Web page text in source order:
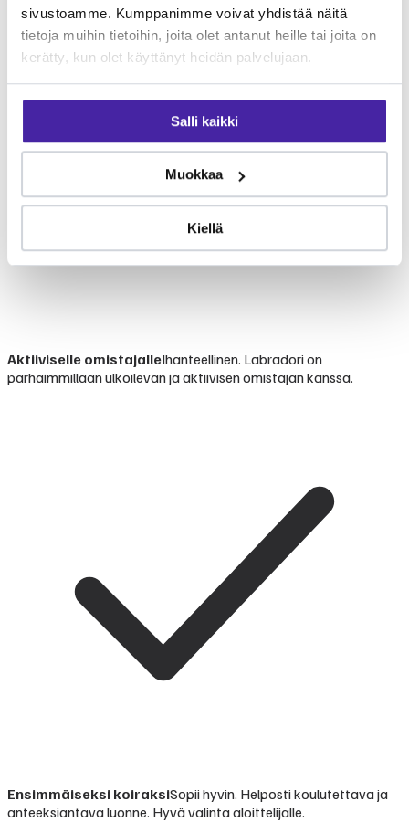
sivustoamme. Kumppanimme voivat yhdistää näitä
tietoja muihin tietoihin, joita olet antanut heille tai joita on
kerätty, kun olet käyttänyt heidän palvelujaan.
Salli kaikki
Muokkaa
Kiellä
Aktiiviselle omistajalleIhanteellinen. Labradori on
parhaimmillaan ulkoilevan ja aktiivisen omistajan kanssa.
Ensimmäiseksi koiraksiSopii hyvin. Helposti koulutettava ja
anteeksiantava luonne. Hyvä valinta aloittelijalle.